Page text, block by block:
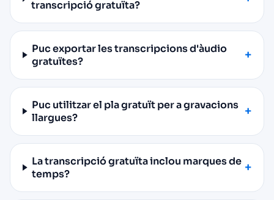
transcripció gratuïta?
Puc exportar les transcripcions d'àudio
gratuïtes?
Puc utilitzar el pla gratuït per a gravacions
llargues?
La transcripció gratuïta inclou marques de
temps?